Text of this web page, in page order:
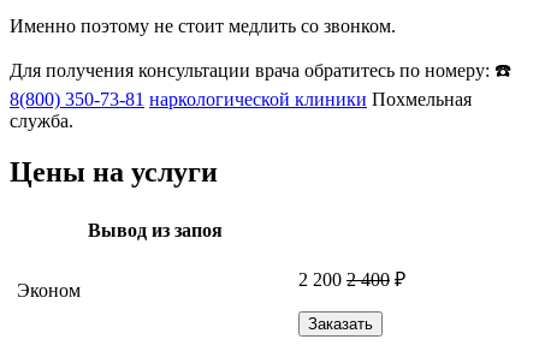
Именно поэтому не стоит медлить со звонком.
Для получения консультации врача обратитесь по номеру: ☎️
8(800) 350-73-81 наркологической клиники Похмельная
служба.
Цены на услуги
Вывод из запоя
Эконом
2 200 2 400 ₽
Заказать